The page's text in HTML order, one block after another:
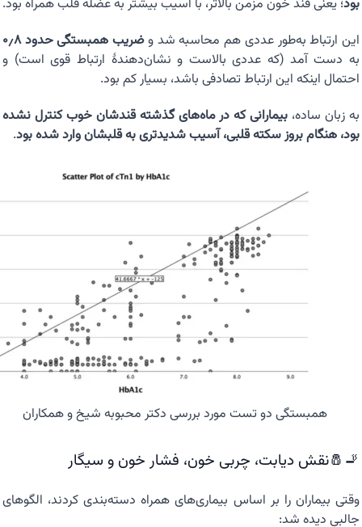
بود؛ یعنی قند خون مزمن بالاتر، با آسیب بیشتر به عضله قلب همراه بود.
این ارتباط به‌طور عددی هم محاسبه شد وضریب همبستگی حدود ۰٫۸
به دست آمد (که عددی بالاست و نشان‌دهندهٔ ارتباط قوی است) و
احتمال اینکه این ارتباط تصادفی باشد، بسیار کم بود.
به زبان ساده، بیمارانی که در ماه‌های گذشته قندشان خوب کنترل نشده
بود، هنگام بروز سکته قلبی، آسیب شدیدتری به قلبشان وارد شده بود.
همبستگی دو تست مورد بررسی دکتر محبوبه شیخ و همکاران
🚬🧂نقش دیابت، چربی خون، فشار خون و سیگار
وقتی بیماران را بر اساس بیماری‌های همراه دسته‌بندی کردند، الگوهای
جالبی دیده شد: